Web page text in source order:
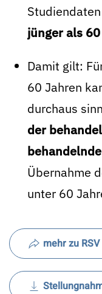
jünger als
Damit gilt:
60 Jahren
durchaus
der
Übernahme
unter 60
mehr zu RSV